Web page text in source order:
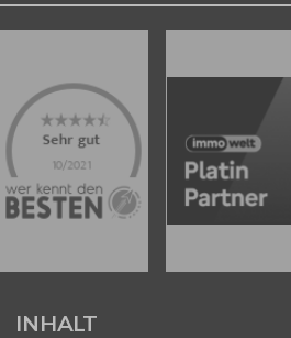
INHALT